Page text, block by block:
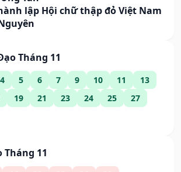
lập Hội chữ thập đỏ Việt Nam
Tháng 11
4 5 6 7 9 10 11
13
19 21 23 24 25
27
Tháng 11